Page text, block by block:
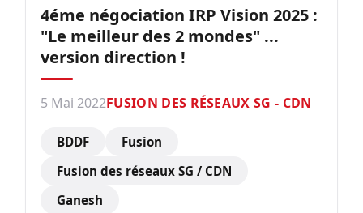
4éme négociation IRP Vision 2025 :
"Le meilleur des 2 mondes" ...
version direction !
5 Mai 2022FUSION DES RÉSEAUX SG - CDN
BDDF
Fusion
Fusion des réseaux SG / CDN
Ganesh